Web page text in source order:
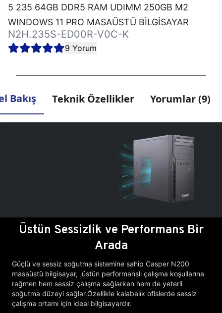
5 235 64GB DDR5 RAM UDIMM 250GB M2
WINDOWS 11 PRO MASAÜSTÜ BİLGİSAYAR
N2H.235S-ED00R-V0C-K
9 Yorum
Bakış Teknik Özellikler Yorumlar (9)
Üstün Sessizlik ve Performans Bir
Arada
Güçlü ve sessiz soğutma sistemine sahip Casper N200
masaüstü bilgisayar, üstün performanslı çalışma koşullarına
rağmen hem sessiz çalışma sağlarken hem de yeterli
soğutma düzeyi sağlar.Özellikle kalabalık ofislerde sessiz
çalışma ortamı için ideal bilgisayardır.